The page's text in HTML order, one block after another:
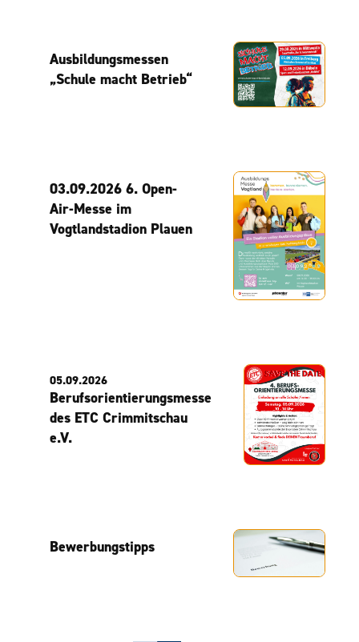
Ausbildungsmessen
„Schule macht Betrieb“
03.09.2026 6. Open-
Air-Messe im
Vogtlandstadion Plauen
05.09.2026
Berufsorientierungsmesse
des ETC Crimmitschau
e.V.
Bewerbungstipps